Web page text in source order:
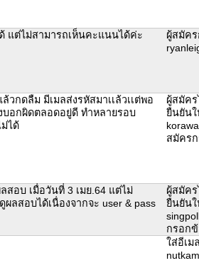
แต่ไม่สามารถเห็นคะแนนได้ค่ะ
ผู้สมัค
วกดลืม มีเมลส่งรหัสมาเเล้วเเต่พอ
บอกผิดตลอดอยู่ดี ทำหลายรอบ
ม่ได้
ผู้สมัคร
ยืนยันใ
สมัคร
สอบ เมื่อวันที่ 3 เมย.64 แต่ไม่
ผลสอบได้เนื่องจากจะ user & pass
ผู้สมัคร
ยืนยันใ
กรอก
ใส่อีเม